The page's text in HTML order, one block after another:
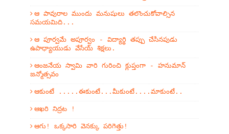
ఆ పావురాల ముందు మనుషులు తలొంచుకోవాల్సిన
సమయమిది...
ఆ పూర్వమే అపూర్వం - విద్యార్థి తప్పు చేసినపుడు
ఉపాధ్యాయుడు వేసేయ్ శిక్షలు.
ఆంజనేయ స్వామి వారి గురించి క్లుప్తంగా - హనుమాన్
జన్మోత్సవం
ఆకుంటే .....ఈకుంటే...మీకుంటే....మాకుంటే..
ఆఖరి నిద్రట !
ఆగు! ఒక్కసారి వెనక్కు పరిగెత్తు!